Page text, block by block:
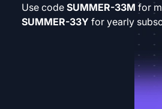
Use code SUMMER-33M for
SUMMER-33Y for yearly